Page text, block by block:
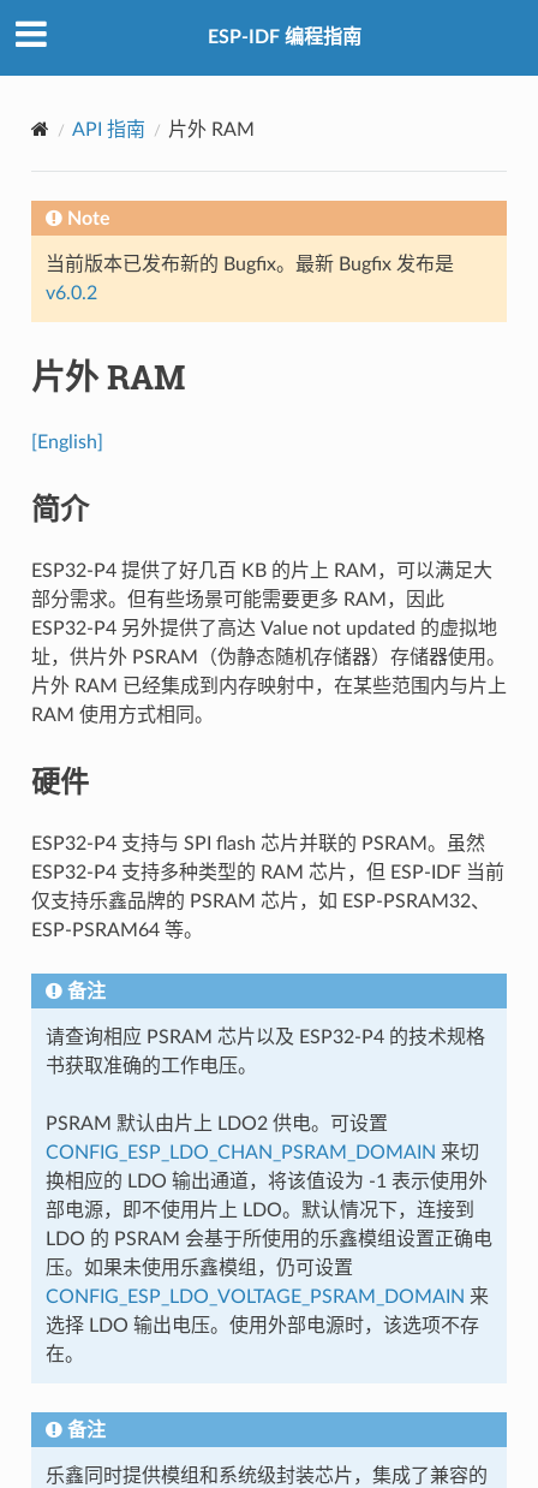
ESP-IDF 编程指南
API 指南 片外 RAM
Note
当前版本已发布新的 Bugfix。最新 Bugfix 发布是
v6.0.2
片外 RAM
[English]
简介
ESP32-P4 提供了好几百 KB 的片上 RAM，可以满足大
部分需求。但有些场景可能需要更多 RAM，因此
ESP32-P4 另外提供了高达 Value not updated 的虚拟地
址，供片外 PSRAM（伪静态随机存储器）存储器使用。
片外 RAM 已经集成到内存映射中，在某些范围内与片上
RAM 使用方式相同。
硬件
ESP32-P4 支持与 SPI flash 芯片并联的 PSRAM。虽然
ESP32-P4 支持多种类型的 RAM 芯片，但 ESP-IDF 当前
仅支持乐鑫品牌的 PSRAM 芯片，如 ESP-PSRAM32、
ESP-PSRAM64 等。
备注
请查询相应 PSRAM 芯片以及 ESP32-P4 的技术规格
书获取准确的工作电压。
PSRAM 默认由片上 LDO2 供电。可设置
CONFIG_ESP_LDO_CHAN_PSRAM_DOMAIN 来切
换相应的 LDO 输出通道，将该值设为 -1 表示使用外
部电源，即不使用片上 LDO。默认情况下，连接到
LDO 的 PSRAM 会基于所使用的乐鑫模组设置正确电
压。如果未使用乐鑫模组，仍可设置
CONFIG_ESP_LDO_VOLTAGE_PSRAM_DOMAIN 来
选择 LDO 输出电压。使用外部电源时，该选项不存
在。
备注
乐鑫同时提供模组和系统级封装芯片，集成了兼容的